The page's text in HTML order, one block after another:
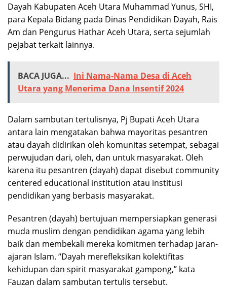
Dayah Kabupaten Aceh Utara Muhammad Yunus, SHI,
para Kepala Bidang pada Dinas Pendidikan Dayah, Rais
Am dan Pengurus Hathar Aceh Utara, serta sejumlah
pejabat terkait lainnya.
BACA JUGA... Ini Nama-Nama Desa di Aceh
Utara yang Menerima Dana Insentif 2024
Dalam sambutan tertulisnya, Pj Bupati Aceh Utara
antara lain mengatakan bahwa mayoritas pesantren
atau dayah didirikan oleh komunitas setempat, sebagai
perwujudan dari, oleh, dan untuk masyarakat. Oleh
karena itu pesantren (dayah) dapat disebut community
centered educational institution atau institusi
pendidikan yang berbasis masyarakat.
Pesantren (dayah) bertujuan mempersiapkan generasi
muda muslim dengan pendidikan agama yang lebih
baik dan membekali mereka komitmen terhadap jaran-
ajaran Islam. “Dayah merefleksikan kolektifitas
kehidupan dan spirit masyarakat gampong,” kata
Fauzan dalam sambutan tertulis tersebut.